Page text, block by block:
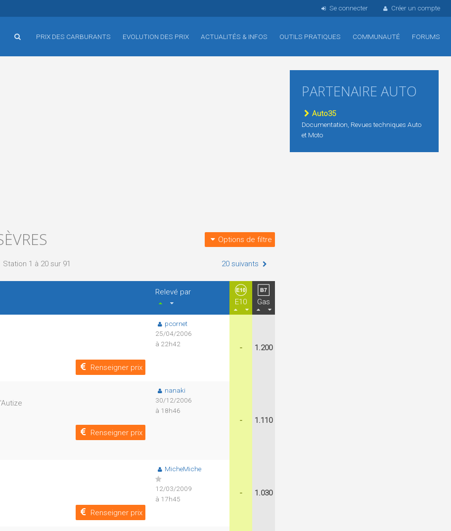
Se connecter Créer un compte
PRIX DES CARBURANTS EVOLUTION DES PRIX ACTUALITÉS & INFOS OUTILS PRATIQUES COMMUNAUTÉ FORUMS
Options de filtre
Station 1 à 20 sur 91 20 suivants
Relevé par
E10
Gas
Renseigner prix
pcornet
25/04/2006
à 22h42
- 1.200
Renseigner prix
nanaki
30/12/2006
à 18h46
- 1.110
Renseigner prix
MicheMiche
12/03/2009
à 17h45
- 1.030
PARTENAIRE AUTO
Auto35
Documentation, Revues techniques Auto
et Moto